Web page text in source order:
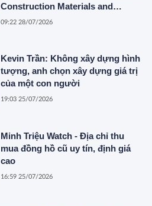
Construction Materials and
Innovative Container Solutions
09:22 28/07/2026
Kevin Trần: Không xây dựng hình
tượng, anh chọn xây dựng giá trị
của một con người
19:03 25/07/2026
Minh Triệu Watch - Địa chỉ thu
mua đồng hồ cũ uy tín, định giá
cao
16:59 25/07/2026